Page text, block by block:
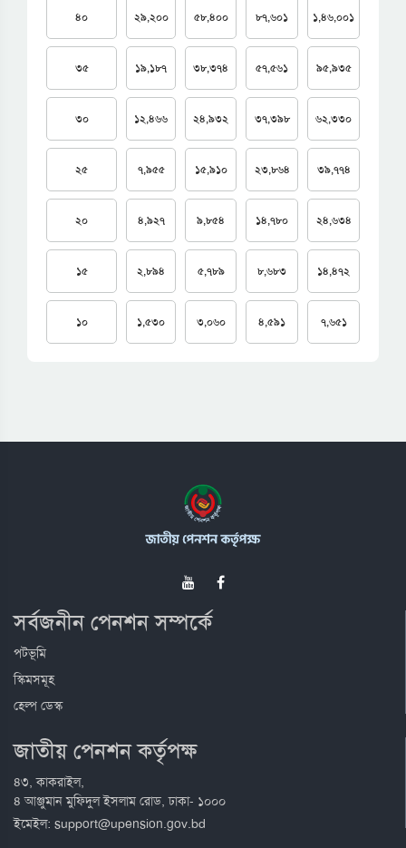
৪০ ২৯,২০০ ৫৮,৪০০ ৮৭,৬০১ ১,৪৬,০০১
৩৫ ১৯,১৮৭ ৩৮,৩৭৪ ৫৭,৫৬১ ৯৫,৯৩৫
৩০ ১২,৪৬৬ ২৪,৯৩২ ৩৭,৩৯৮ ৬২,৩৩০
২৫ ৭,৯৫৫ ১৫,৯১০ ২৩,৮৬৪ ৩৯,৭৭৪
২০ ৪,৯২৭ ৯,৮৫৪ ১৪,৭৮০ ২৪,৬৩৪
১৫ ২,৮৯৪ ৫,৭৮৯ ৮,৬৮৩ ১৪,৪৭২
১০ ১,৫৩০ ৩,০৬০ ৪,৫৯১ ৭,৬৫১
সর্বজনীন পেনশন সম্পর্কে
পটভূমি
স্কিমসমূহ
হেল্প ডেস্ক
জাতীয় পেনশন কর্তৃপক্ষ
৪৩, কাকরাইল,
৪ আঞ্জুমান মুফিদুল ইসলাম রোড, ঢাকা- ১০০০
ইমেইল: support@upension.gov.bd